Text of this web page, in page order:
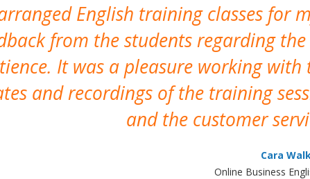
English training classes for
from the students regarding
It was a pleasure working
and recordings of the training
and the customer
Cara
Online Business